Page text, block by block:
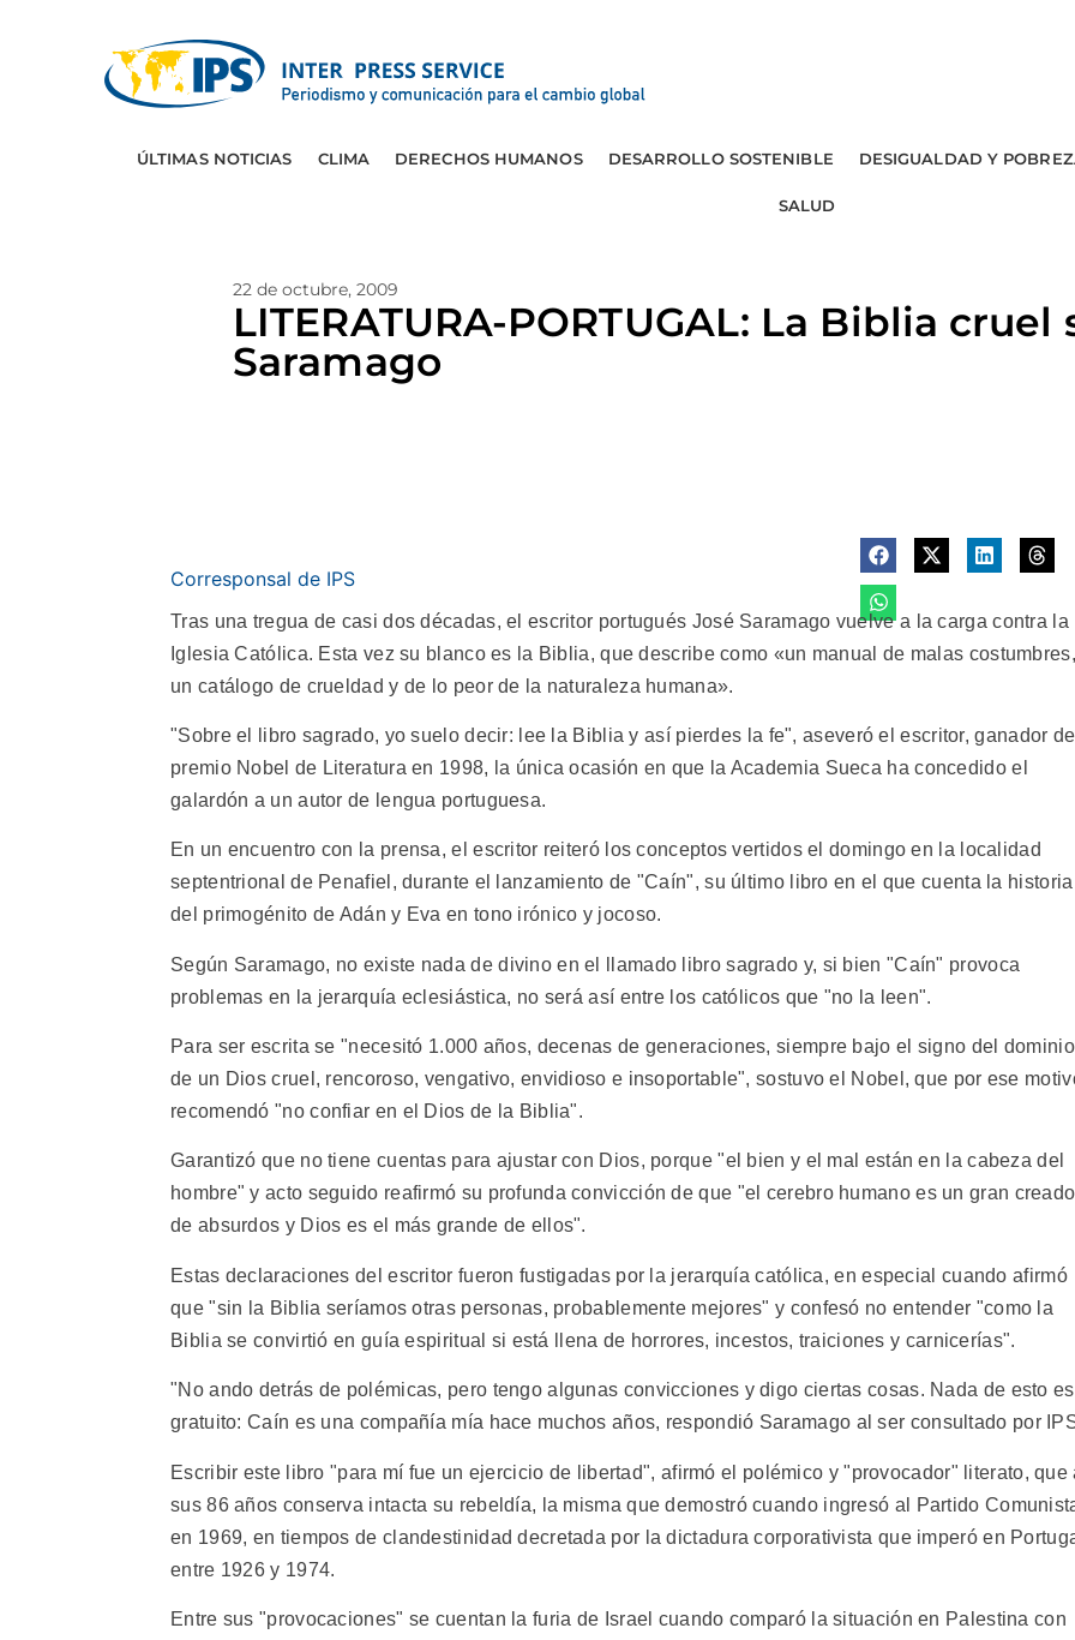
ÚLTIMAS NOTICIAS CLIMA DERECHOS HUMANOS DESARROLLO SOSTENIBLE DESIGUALDAD Y
SALUD
22 de octubre, 2009
LITERATURA-PORTUGAL: La Biblia cruel
Saramago
Corresponsal de IPS
Tras una tregua de casi dos décadas, el escritor portugués José Saramago vuelve a la carga contra la
Iglesia Católica. Esta vez su blanco es la Biblia, que describe como «un manual de malas costumbres,
un catálogo de crueldad y de lo peor de la naturaleza humana».
"Sobre el libro sagrado, yo suelo decir: lee la Biblia y así pierdes la fe", aseveró el escritor, ganador
premio Nobel de Literatura en 1998, la única ocasión en que la Academia Sueca ha concedido el
galardón a un autor de lengua portuguesa.
En un encuentro con la prensa, el escritor reiteró los conceptos vertidos el domingo en la localidad
septentrional de Penafiel, durante el lanzamiento de "Caín", su último libro en el que cuenta la historia
del primogénito de Adán y Eva en tono irónico y jocoso.
Según Saramago, no existe nada de divino en el llamado libro sagrado y, si bien "Caín" provoca
problemas en la jerarquía eclesiástica, no será así entre los católicos que "no la leen".
Para ser escrita se "necesitó 1.000 años, decenas de generaciones, siempre bajo el signo del dominio
de un Dios cruel, rencoroso, vengativo, envidioso e insoportable", sostuvo el Nobel, que por ese
recomendó "no confiar en el Dios de la Biblia".
Garantizó que no tiene cuentas para ajustar con Dios, porque "el bien y el mal están en la cabeza del
hombre" y acto seguido reafirmó su profunda convicción de que "el cerebro humano es un gran
de absurdos y Dios es el más grande de ellos".
Estas declaraciones del escritor fueron fustigadas por la jerarquía católica, en especial cuando afirmó
que "sin la Biblia seríamos otras personas, probablemente mejores" y confesó no entender "como la
Biblia se convirtió en guía espiritual si está llena de horrores, incestos, traiciones y carnicerías".
"No ando detrás de polémicas, pero tengo algunas convicciones y digo ciertas cosas. Nada de esto es
gratuito: Caín es una compañía mía hace muchos años, respondió Saramago al ser consultado por
Escribir este libro "para mí fue un ejercicio de libertad", afirmó el polémico y "provocador" literato, que
sus 86 años conserva intacta su rebeldía, la misma que demostró cuando ingresó al Partido
en 1969, en tiempos de clandestinidad decretada por la dictadura corporativista que imperó en
entre 1926 y 1974.
Entre sus "provocaciones" se cuentan la furia de Israel cuando comparó la situación en Palestina con